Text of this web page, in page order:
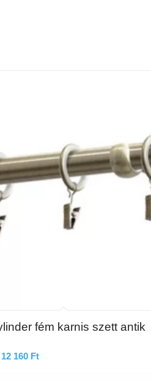
fém karnis szett antik
12 160 FtÁrtartomány: